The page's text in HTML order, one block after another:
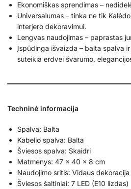
Ekonomiškas sprendimas –
Universalumas – tinka ne tik
interjero dekoravimui.
Lengvas naudojimas – paprastas
Įspūdinga išvaizda – balta spalva
suteikia erdvei švarumo,
Techninė informacija
Spalva: Balta
Kabelio spalva: Balta
Šviesos spalva: Skaidri
Matmenys: 47 × 40 × 8 cm
Naudojimo sritis: Vidaus
Šviesos šaltiniai: 7 LED (E10 lizdas)